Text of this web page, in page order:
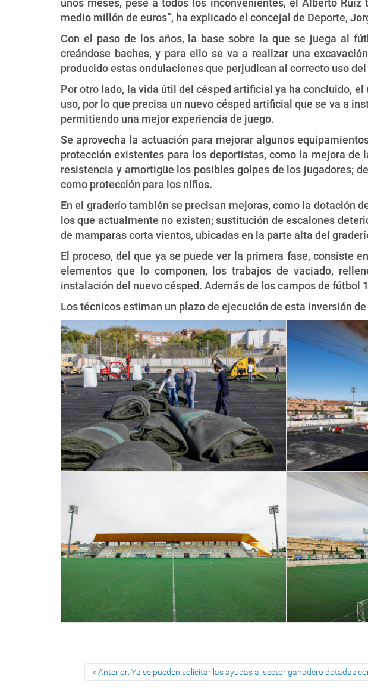
unos meses, pese a todos los inconvenientes, el Alberto
medio millón de euros”, ha explicado el concejal de Deporte,
Con el paso de los años, la base sobre la que se juega al
creándose baches, y para ello se va a realizar una
producido estas ondulaciones que perjudican al correcto uso
Por otro lado, la vida útil del césped artificial ya ha concluido,
uso, por lo que precisa un nuevo césped artificial que se va a
permitiendo una mejor experiencia de juego.
Se aprovecha la actuación para mejorar algunos
protección existentes para los deportistas, como la mejora
resistencia y amortigüe los posibles golpes de los jugadores;
como protección para los niños.
En el graderío también se precisan mejoras, como la dotación
los que actualmente no existen; sustitución de escalones
de mamparas corta vientos, ubicadas en la parte alta del
El proceso, del que ya se puede ver la primera fase, consiste
elementos que lo componen, los trabajos de vaciado,
instalación del nuevo césped. Además de los campos de fútbol
Los técnicos estiman un plazo de ejecución de esta inversión
Anterior: Ya se pueden solicitar las ayudas al sector ganadero dotadas